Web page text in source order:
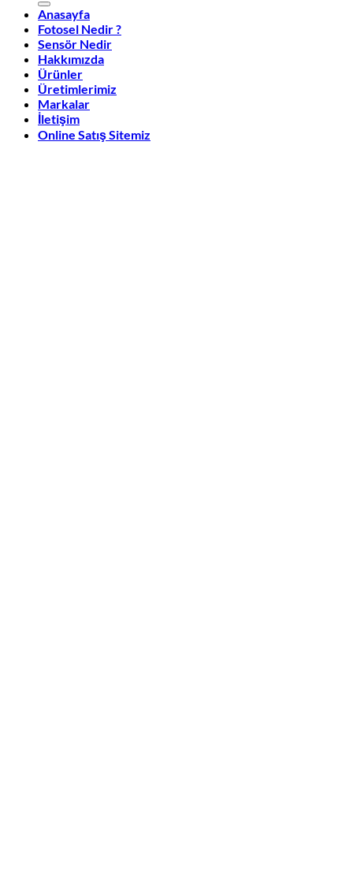
Anasayfa
Fotosel Nedir ?
Sensör Nedir
Hakkımızda
Ürünler
Üretimlerimiz
Markalar
İletişim
Online Satış Sitemiz